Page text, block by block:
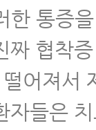
한 통증
짜 협착
어져서
자들은